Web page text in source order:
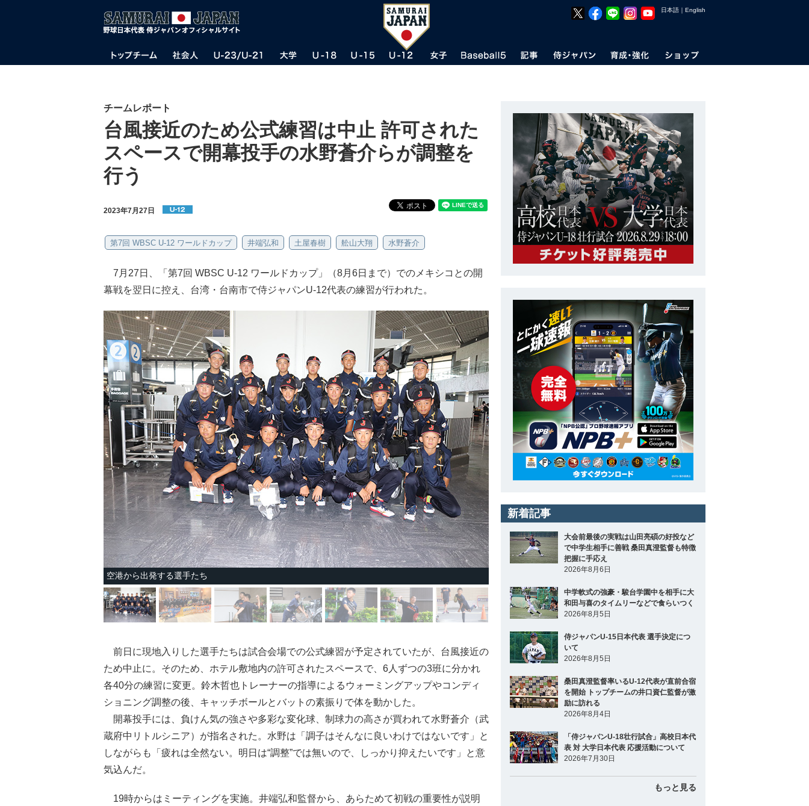
日本語 ｜ English
チームレポート
台風接近のため公式練習は中止 許可された
スペースで開幕投手の水野蒼介らが調整を
行う
2023年7月27日
第7回 WBSC U-12 ワールドカップ 井端弘和 土屋春樹 舩山大翔 水野蒼介
7月27日、「第7回 WBSC U-12 ワールドカップ」（8月6日まで）でのメキシコとの開
幕戦を翌日に控え、台湾・台南市で侍ジャパンU-12代表の練習が行われた。
空港から出発する選手たち
前日に現地入りした選手たちは試合会場での公式練習が予定されていたが、台風接近の
ため中止に。そのため、ホテル敷地内の許可されたスペースで、6人ずつの3班に分かれ
各40分の練習に変更。鈴木哲也トレーナーの指導によるウォーミングアップやコンディ
ショニング調整の後、キャッチボールとバットの素振りで体を動かした。
開幕投手には、負けん気の強さや多彩な変化球、制球力の高さが買われて水野蒼介（武
蔵府中リトルシニア）が指名された。水野は「調子はそんなに良いわけではないです」と
しながらも「疲れは全然ない。明日は“調整”では無いので、しっかり抑えたいです」と意
気込んだ。
19時からはミーティングを実施。井端弘和監督から、あらためて初戦の重要性が説明
新着記事
大会前最後の実戦は山田亮碩の好投など
で中学生相手に善戦 桑田真澄監督も特徴
把握に手応え
2026年8月6日
中学軟式の強豪・駿台学園中を相手に大
和田与喜のタイムリーなどで食らいつく
2026年8月5日
侍ジャパンU-15日本代表 選手決定につ
いて
2026年8月5日
桑田真澄監督率いるU-12代表が直前合宿
を開始 トップチームの井口資仁監督が激
励に訪れる
2026年8月4日
「侍ジャパンU-18壮行試合」高校日本代
表 対 大学日本代表 応援活動について
2026年7月30日
もっと見る